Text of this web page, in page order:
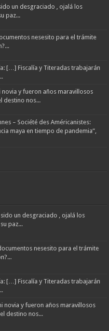
un desgraciado , ojalá los
paz...
nesesito para el trámite
[…] Fiscalía y Titeradas trabajarán
y fueron años maravillosos
destino nos...
– Société des Américanistes:
maya en tiempo de pandemia”,
un desgraciado , ojalá los
paz...
nesesito para el trámite
[…] Fiscalía y Titeradas trabajarán
novia y fueron años maravillosos
destino nos...